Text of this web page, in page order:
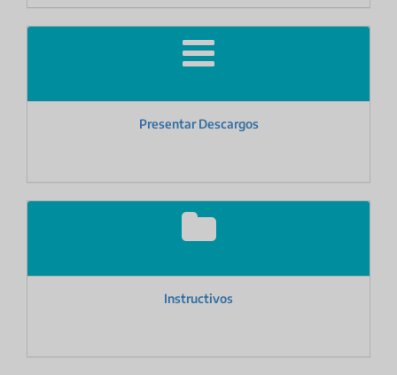
Presentar Descargos
Instructivos